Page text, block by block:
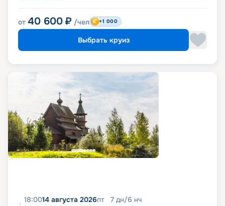
от 40 600 ₽ /чел +1 000
Выбрать круиз
18:0014 августа 2026пт 7 дн/6 нч